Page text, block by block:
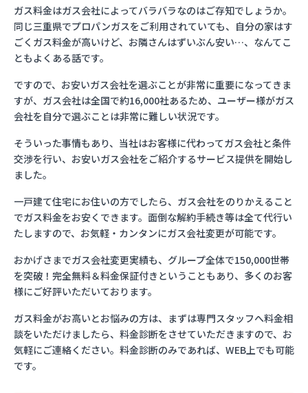
ガス料金はガス会社によってバラバラなのはご存知でしょうか。
同じ三重県でプロパンガスをご利用されていても、自分の家はす
ごくガス料金が高いけど、お隣さんはずいぶん安い…、なんてこ
ともよくある話です。
ですので、お安いガス会社を選ぶことが非常に重要になってきま
すが、ガス会社は全国で約16,000社あるため、ユーザー様がガス
会社を自分で選ぶことは非常に難しい状況です。
そういった事情もあり、当社はお客様に代わってガス会社と条件
交渉を行い、お安いガス会社をご紹介するサービス提供を開始し
ました。
一戸建て住宅にお住いの方でしたら、ガス会社をのりかえること
でガス料金をお安くできます。面倒な解約手続き等は全て代行い
たしますので、お気軽・カンタンにガス会社変更が可能です。
おかげさまでガス会社変更実績も、グループ全体で150,000世帯
を突破！完全無料＆料金保証付きということもあり、多くのお客
様にご好評いただいております。
ガス料金がお高いとお悩みの方は、まずは専門スタッフへ料金相
談をいただけましたら、料金診断をさせていただきますので、お
気軽にご連絡ください。料金診断のみであれば、WEB上でも可能
です。